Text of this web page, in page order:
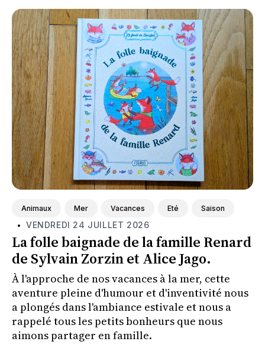
Featured
Animaux Mer Vacances Eté Saison
• VENDREDI 24 JUILLET 2026
La folle baignade de la famille Renard
de Sylvain Zorzin et Alice Jago.
À l'approche de nos vacances à la mer, cette
aventure pleine d'humour et d'inventivité nous
a plongés dans l'ambiance estivale et nous a
rappelé tous les petits bonheurs que nous
aimons partager en famille.